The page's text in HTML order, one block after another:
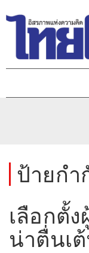
ป้ายกำ
เลือกตั้
น่าตื่นเ